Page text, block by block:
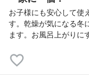
お子様にも安心して使
す。乾燥が気になる冬
ます。お風呂上がりに